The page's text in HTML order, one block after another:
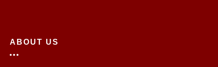
ABOUT US